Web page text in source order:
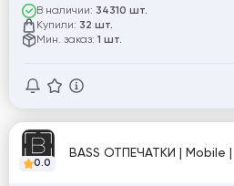
В наличии: 34310 шт.
Купили: 32 шт.
Мин. заказ: 1 шт.
0.0
BASS ОТПЕЧАТКИ | Mobile